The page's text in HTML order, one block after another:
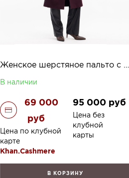
Женское шерстяное пальто с мехом енота Кассиэль
В наличии
69 000
руб
Цена по клубной
карте
Khan.Cashmere
95 000 руб
Цена без
клубной
карты
В КОРЗИНУ